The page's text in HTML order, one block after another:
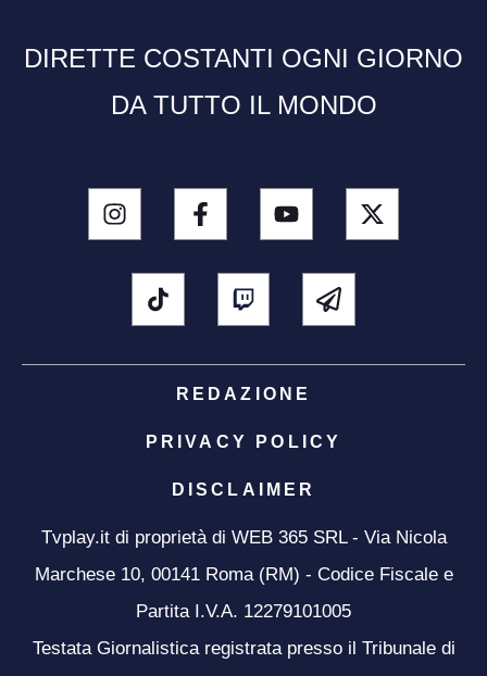
DIRETTE COSTANTI OGNI GIORNO
DA TUTTO IL MONDO
REDAZIONE
PRIVACY POLICY
DISCLAIMER
Tvplay.it di proprietà di WEB 365 SRL - Via Nicola
Marchese 10, 00141 Roma (RM) - Codice Fiscale e
Partita I.V.A. 12279101005
Testata Giornalistica registrata presso il Tribunale di